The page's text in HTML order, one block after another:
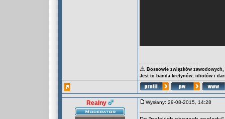
⚠ Bossowie związków
Jest to banda kretynów, idiotów i
Realny Wysłany: 29-08-2015, 14:28